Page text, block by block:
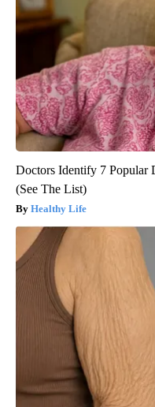
Doctors Identify 7 Popular
(See The List)
Healthy Life